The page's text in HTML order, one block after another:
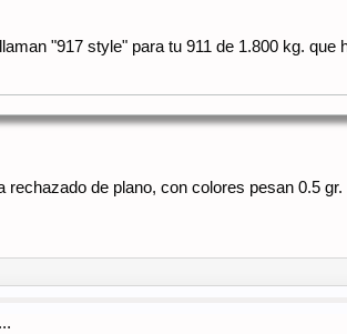
"917 style" para tu 911 de 1.800 kg. que
de plano, con colores pesan 0.5 gr.